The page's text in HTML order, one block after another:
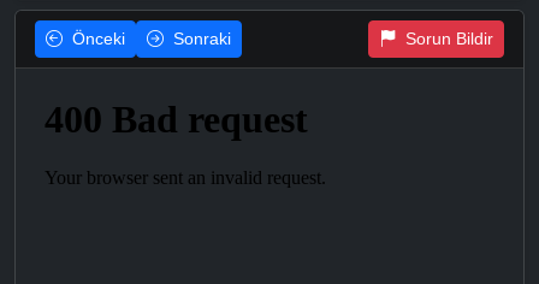
Önceki Sonraki Sorun Bildir